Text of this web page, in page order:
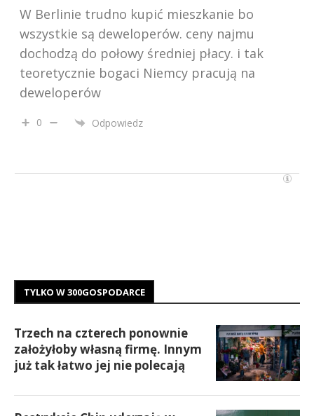
W Berlinie trudno kupić mieszkanie bo
wszystkie są deweloperów. ceny najmu
dochodzą do połowy średniej płacy. i tak
teoretycznie bogaci Niemcy pracują na
deweloperów
0 Odpowiedz
TYLKO W 300GOSPODARCE
Trzech na czterech ponownie
założyłoby własną firmę. Innym
już tak łatwo jej nie polecają